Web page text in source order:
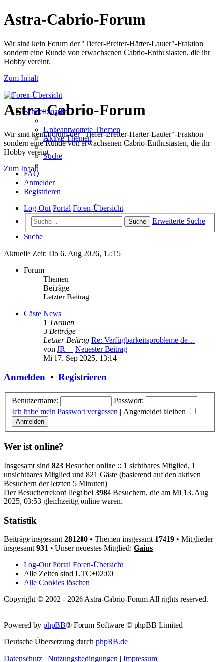
Astra-Cabrio-Forum
Wir sind kein Forum der "Tiefer-Breiter-Härter-Lauter"-Fraktion
sondern eine Runde von erwachsenen Cabrio-Enthusiasten, die ihr
Hobby vereint.
Zum Inhalt
Astra-Cabrio-Forum
Wir sind kein Forum der "Tiefer-Breiter-Härter-Lauter"-Fraktion
sondern eine Runde von erwachsenen Cabrio-Enthusiasten, die ihr
Hobby vereint.
Zum Inhalt
Schnellzugriff
Unbeantwortete Themen
Aktive Themen
Suche
FAQ
Anmelden
Registrieren
Log-Out Portal Foren-Übersicht
Suche
Erweiterte Suche
Suche
Aktuelle Zeit: Do 6. Aug 2026, 12:15
Forum
Themen
Beiträge
Letzter Beitrag
Gäste News
1 Themen
3 Beiträge
Letzter Beitrag Re: Verfügbarkeitsprobleme de…
von JR__
Neuester Beitrag
Mi 17. Sep 2025, 13:14
Anmelden • Registrieren
Benutzername:
Passwort:
Ich habe mein Passwort vergessen | Angemeldet bleiben
Wer ist online?
Insgesamt sind 823 Besucher online :: 1 sichtbares Mitglied, 1
unsichtbares Mitglied und 821 Gäste (basierend auf den aktiven
Besuchern der letzten 5 Minuten)
Der Besucherrekord liegt bei 3984 Besuchern, die am Mi 13. Aug
2025, 03:53 gleichzeitig online waren.
Statistik
Beiträge insgesamt 281280 • Themen insgesamt 17419 • Mitglieder
insgesamt 931 • Unser neuestes Mitglied: Gaius
Log-Out Portal Foren-Übersicht
Alle Zeiten sind UTC+02:00
Alle Cookies löschen
Copyright © 2002 - 2026 Astra-Cabrio-Forum All rights reserved.
Powered by phpBB® Forum Software © phpBB Limited
Deutsche Übersetzung durch phpBB.de
Datenschutz | Nutzungsbedingungen | Impressum